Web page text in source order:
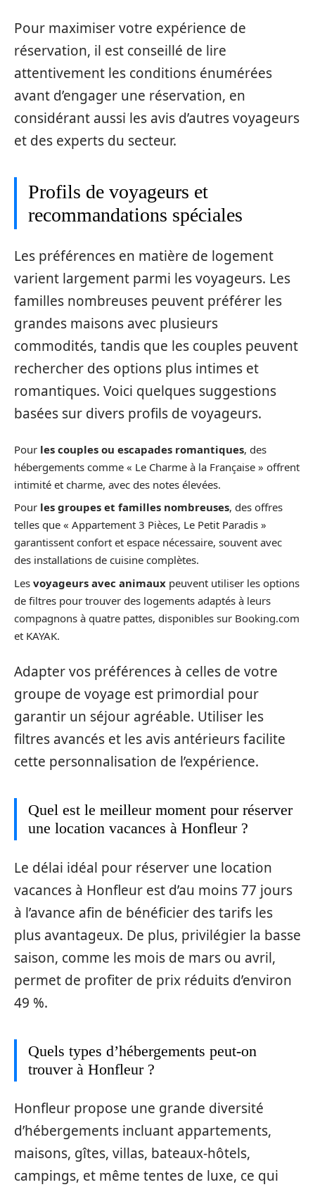
Pour maximiser votre expérience de
réservation, il est conseillé de lire
attentivement les conditions énumérées
avant d’engager une réservation, en
considérant aussi les avis d’autres voyageurs
et des experts du secteur.
Profils de voyageurs et
recommandations spéciales
Les préférences en matière de logement
varient largement parmi les voyageurs. Les
familles nombreuses peuvent préférer les
grandes maisons avec plusieurs
commodités, tandis que les couples peuvent
rechercher des options plus intimes et
romantiques. Voici quelques suggestions
basées sur divers profils de voyageurs.
Pour les couples ou escapades romantiques, des
hébergements comme « Le Charme à la Française » offrent
intimité et charme, avec des notes élevées.
Pour les groupes et familles nombreuses, des offres
telles que « Appartement 3 Pièces, Le Petit Paradis »
garantissent confort et espace nécessaire, souvent avec
des installations de cuisine complètes.
Les voyageurs avec animaux peuvent utiliser les options
de filtres pour trouver des logements adaptés à leurs
compagnons à quatre pattes, disponibles sur Booking.com
et KAYAK.
Adapter vos préférences à celles de votre
groupe de voyage est primordial pour
garantir un séjour agréable. Utiliser les
filtres avancés et les avis antérieurs facilite
cette personnalisation de l’expérience.
Quel est le meilleur moment pour réserver
une location vacances à Honfleur ?
Le délai idéal pour réserver une location
vacances à Honfleur est d’au moins 77 jours
à l’avance afin de bénéficier des tarifs les
plus avantageux. De plus, privilégier la basse
saison, comme les mois de mars ou avril,
permet de profiter de prix réduits d’environ
49 %.
Quels types d’hébergements peut-on
trouver à Honfleur ?
Honfleur propose une grande diversité
d’hébergements incluant appartements,
maisons, gîtes, villas, bateaux-hôtels,
campings, et même tentes de luxe, ce qui